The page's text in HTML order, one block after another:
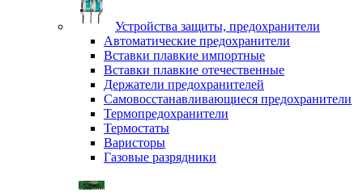
Устройства защиты, предохранители
Автоматические предохранители
Вставки плавкие импортные
Вставки плавкие отечественные
Держатели предохранителей
Самовосстанавливающиеся предохранители
Термопредохранители
Термостаты
Варисторы
Газовые разрядники